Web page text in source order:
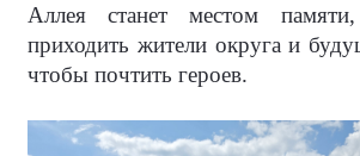
Аллея станет местом
приходить жители округа и
чтобы почтить героев.